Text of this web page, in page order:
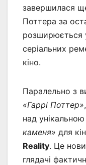
завершилася
Поттера за
розширюється
серіальних
кіно.
Паралельно з
«Гаррі Поттер»
над
каменя» для
Reality. Це
глядачі